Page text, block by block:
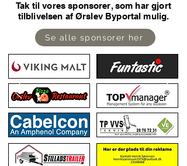
Tak til vores sponsorer, som har gjort
tilblivelsen af Ørslev Byportal mulig.
Se alle sponsorer her